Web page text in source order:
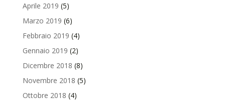
Aprile 2019 (5)
Marzo 2019 (6)
Febbraio 2019 (4)
Gennaio 2019 (2)
Dicembre 2018 (8)
Novembre 2018 (5)
Ottobre 2018 (4)